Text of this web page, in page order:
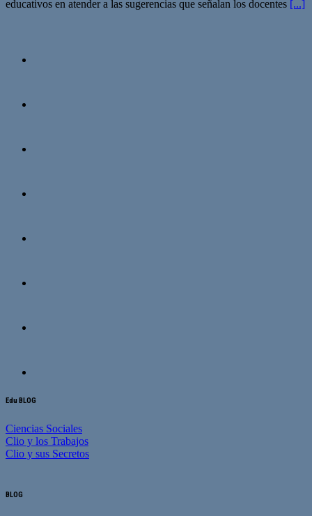
educativos en atender a las sugerencias que señalan los docentes [...]
Edu BLOG
Ciencias Sociales
Clio y los Trabajos
Clio y sus Secretos
BLOG